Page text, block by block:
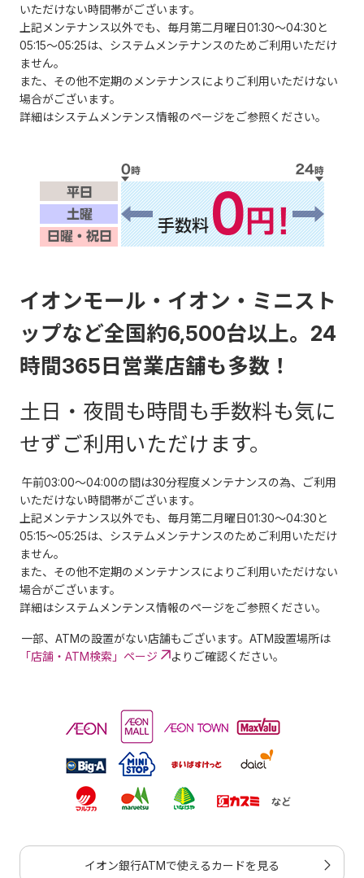
いただけない時間帯がございます。
上記メンテナンス以外でも、毎月第二月曜日01:30～04:30と
05:15～05:25は、システムメンテナンスのためご利用いただけ
ません。
また、その他不定期のメンテナンスによりご利用いただけない
場合がございます。
詳細はシステムメンテンス情報のページをご参照ください。
イオンモール・イオン・ミニスト
ップなど全国約6,500台以上。24
時間365日営業店舗も多数！
土日・夜間も時間も手数料も気に
せずご利用いただけます。
午前03:00～04:00の間は30分程度メンテナンスの為、ご利用
いただけない時間帯がございます。
上記メンテナンス以外でも、毎月第二月曜日01:30～04:30と
05:15～05:25は、システムメンテナンスのためご利用いただけ
ません。
また、その他不定期のメンテナンスによりご利用いただけない
場合がございます。
詳細はシステムメンテンス情報のページをご参照ください。
一部、ATMの設置がない店舗もございます。ATM設置場所は
「店舗・ATM検索」ページ
よりご確認ください。
イオン銀行ATMで使えるカードを見る